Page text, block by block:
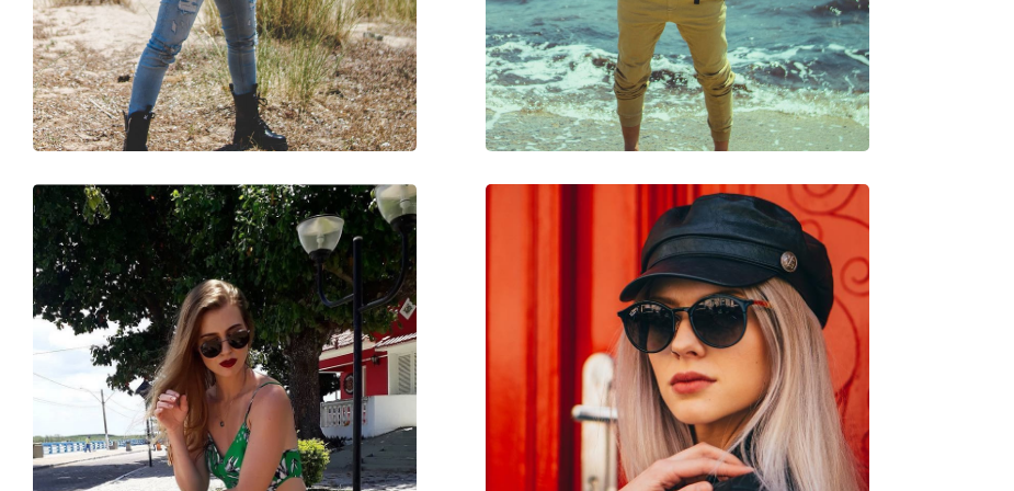
Доступен рецепт:
Да